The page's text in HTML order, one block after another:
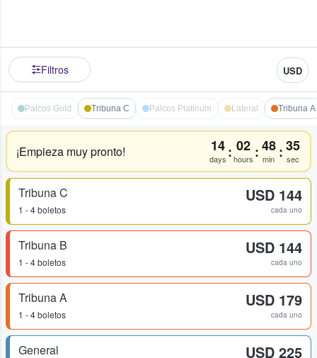
Filtros USD
Palcos Gold Tribuna C Palcos Platinum Lateral Tribuna A
¡Empieza muy pronto! 14
days : 02
hours :48
min :35
sec
Tribuna C
1 - 4 boletos
USD 144
cada uno
Tribuna B
1 - 4 boletos
USD 144
cada uno
Tribuna A
1 - 4 boletos
USD 179
cada uno
General USD 225